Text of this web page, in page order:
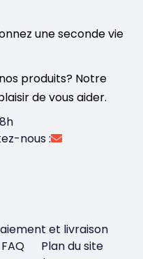
une seconde vie
produits? Notre
de vous aider.
nous :
et livraison
FAQ
Plan du site